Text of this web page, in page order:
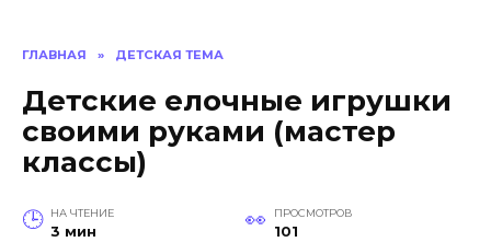
ГЛАВНАЯ » ДЕТСКАЯ ТЕМА
Детские елочные игрушки
своими руками (мастер
классы)
НА ЧТЕНИЕ
3 мин
ПРОСМОТРОВ
101